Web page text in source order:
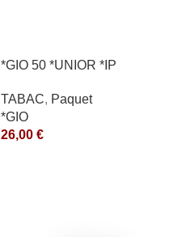
*GIO 50 *UNIOR *IP
TABAC, Paquet
*GIO
26,00 €